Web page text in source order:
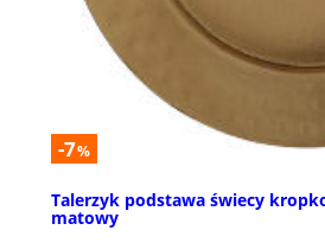
-7%
Talerzyk podstawa świecy
matowy